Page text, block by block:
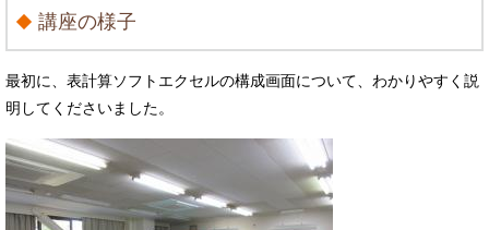
講座の様子
最初に、表計算ソフトエクセルの構成画面について、わかりやすく説
明してくださいました。